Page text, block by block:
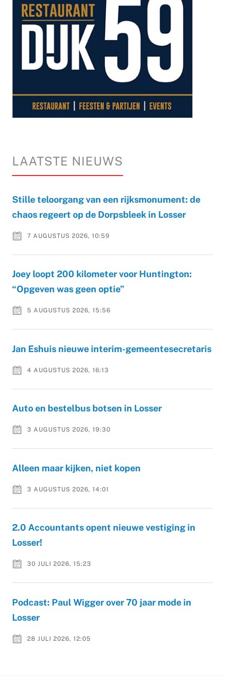
LAATSTE NIEUWS
Stille teloorgang van een rijksmonument: de
chaos regeert op de Dorpsbleek in Losser
7 AUGUSTUS 2026, 10:59
Joey loopt 200 kilometer voor Huntington:
“Opgeven was geen optie”
5 AUGUSTUS 2026, 15:56
Jan Eshuis nieuwe interim-gemeentesecretaris
4 AUGUSTUS 2026, 16:13
Auto en bestelbus botsen in Losser
3 AUGUSTUS 2026, 19:30
Alleen maar kijken, niet kopen
3 AUGUSTUS 2026, 14:01
2.0 Accountants opent nieuwe vestiging in
Losser!
30 JULI 2026, 15:23
Podcast: Paul Wigger over 70 jaar mode in
Losser
28 JULI 2026, 12:05